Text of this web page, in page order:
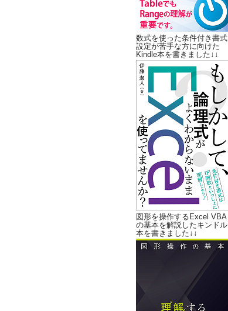
数式を使った条件付き書式
設定が苦手な方に向けた
Kindle本を書きました↓↓
図形を操作するExcel VBA
の基本を解説したキンドル
本を書きました↓↓